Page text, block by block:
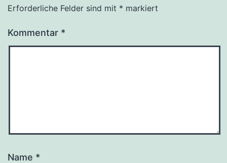
Erforderliche Felder sind mit * markiert
Kommentar *
Name *